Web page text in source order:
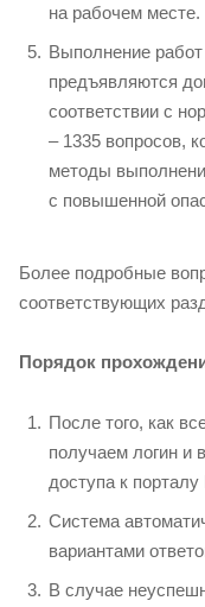
на рабочем месте.
Выполнение
предъявляются
соответствии с
– 1335 вопросов,
методы
с повышенной
Более подробные
соответствующих
Порядок
После того, как
получаем логин и
доступа к
Система
вариантами
В случае